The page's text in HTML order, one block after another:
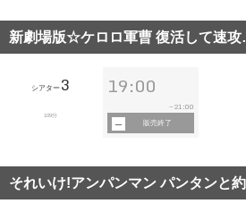
新劇場版☆ケロロ軍曹 復活して速
シアター 3
109分
19:00
~ 21:00
販売終了
それいけ!アンパンマン パンタンと